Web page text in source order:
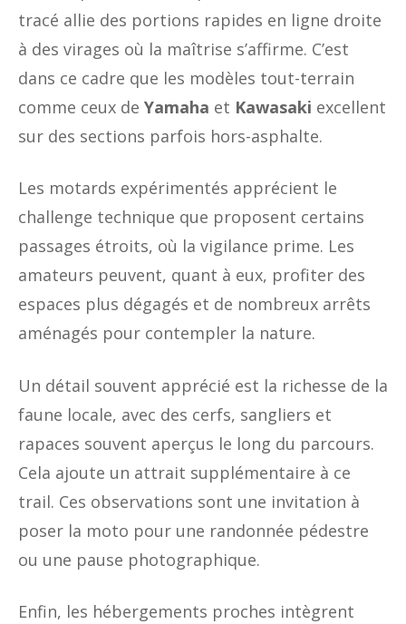
tracé allie des portions rapides en ligne droite
à des virages où la maîtrise s’affirme. C’est
dans ce cadre que les modèles tout-terrain
comme ceux de Yamaha et Kawasaki excellent
sur des sections parfois hors-asphalte.
Les motards expérimentés apprécient le
challenge technique que proposent certains
passages étroits, où la vigilance prime. Les
amateurs peuvent, quant à eux, profiter des
espaces plus dégagés et de nombreux arrêts
aménagés pour contempler la nature.
Un détail souvent apprécié est la richesse de la
faune locale, avec des cerfs, sangliers et
rapaces souvent aperçus le long du parcours.
Cela ajoute un attrait supplémentaire à ce
trail. Ces observations sont une invitation à
poser la moto pour une randonnée pédestre
ou une pause photographique.
Enfin, les hébergements proches intègrent